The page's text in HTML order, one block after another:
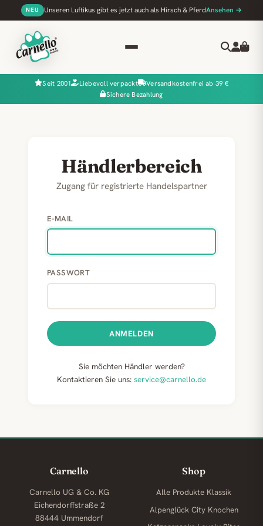
NEU Unseren Luftikus gibt es jetzt auch als Hirsch & PferdAnsehen →
Seit 2001 Liebevoll verpackt
Versandkostenfrei ab 39 €
Sichere Bezahlung
Händlerbereich
Zugang für registrierte Handelspartner
E-MAIL
PASSWORT
ANMELDEN
Sie möchten Händler werden?
Kontaktieren Sie uns: service@carnello.de
Carnello
Carnello UG & Co. KG
Eichendorffstraße 2
88444 Ummendorf
Shop
Alle Produkte Klassik
Alpenglück City Knochen